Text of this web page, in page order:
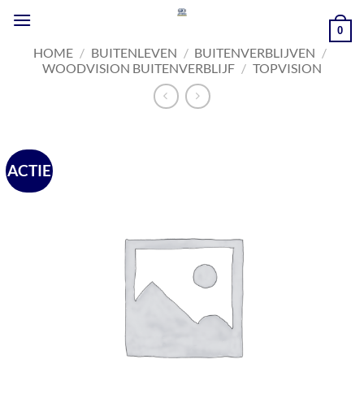
naar
inhoud
0
HOME / BUITENLEVEN / BUITENVERBLIJVEN /
WOODVISION BUITENVERBLIJF / TOPVISION
ACTIE